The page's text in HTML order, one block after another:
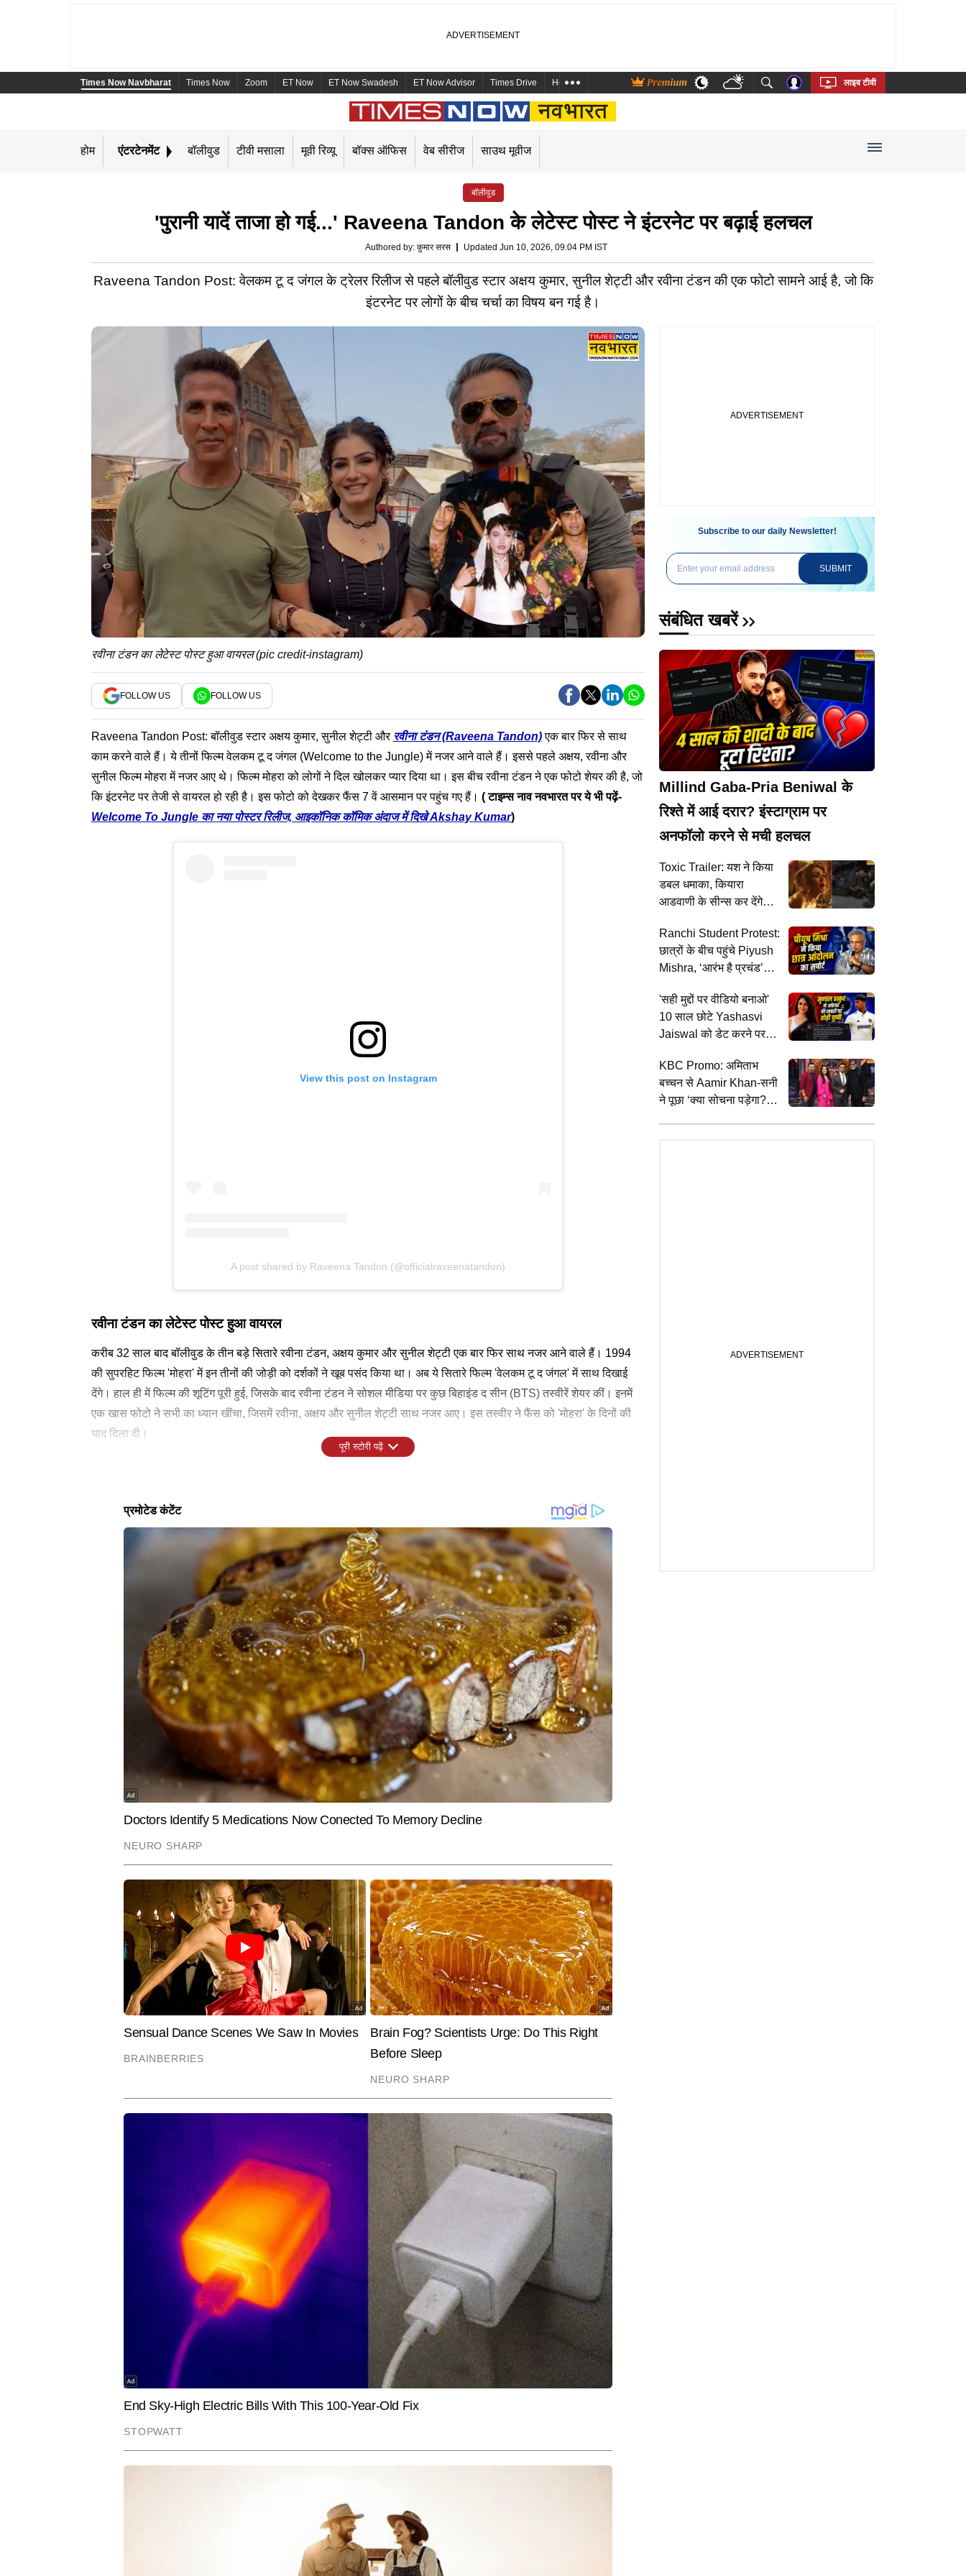
Times Now Navbharat Times Now Zoom ET Now ET Now Swadesh ET Now Advisor Times Drive Health and Me Marathi Bengali Telugu Tamil Kannada Malayalam
लाइव टीवी
होम एंटरटेनमेंट बॉलीवुड टीवी मसाला मूवी रिव्यू बॉक्स ऑफिस वेब सीरीज साउथ मूवीज
बॉलीवुड
'पुरानी यादें ताजा हो गई...' Raveena Tandon के लेटेस्ट पोस्ट ने इंटरनेट पर बढ़ाई हलचल
Authored by: कुमार सरस Updated Jun 10, 2026, 09:04 PM IST
Raveena Tandon Post: वेलकम टू द जंगल के ट्रेलर रिलीज से पहले बॉलीवुड स्टार अक्षय कुमार, सुनील शेट्टी और रवीना टंडन की एक फोटो सामने आई है, जो कि
इंटरनेट पर लोगों के बीच चर्चा का विषय बन गई है।
रवीना टंडन का लेटेस्ट पोस्ट हुआ वायरल (pic credit-instagram)
FOLLOW US FOLLOW US
Raveena Tandon Post: बॉलीवुड स्टार अक्षय कुमार, सुनील शेट्टी और रवीना टंडन (Raveena Tandon)एक बार फिर से साथ
काम करने वाले हैं। ये तीनों फिल्म वेलकम टू द जंगल (Welcome to the Jungle) में नजर आने वाले हैं। इससे पहले अक्षय, रवीना और
सुनील फिल्म मोहरा में नजर आए थे। फिल्म मोहरा को लोगों ने दिल खोलकर प्यार दिया था। इस बीच रवीना टंडन ने एक फोटो शेयर की है, जो
कि इंटरनेट पर तेजी से वायरल हो रही है। इस फोटो को देखकर फैंस 7 वें आसमान पर पहुंच गए हैं। ( टाइम्स नाव नवभारत पर ये भी पढ़ें-
Welcome To Jungle का नया पोस्टर रिलीज, आइकॉनिक कॉमिक अंदाज में दिखे Akshay Kumar)
View this post on Instagram
A post shared by Raveena Tandon (@officialraveenatandon)
रवीना टंडन का लेटेस्ट पोस्ट हुआ वायरल
करीब 32 साल बाद बॉलीवुड के तीन बड़े सितारे रवीना टंडन, अक्षय कुमार और सुनील शेट्टी एक बार फिर साथ नजर आने वाले हैं। 1994
की सुपरहिट फिल्म 'मोहरा' में इन तीनों की जोड़ी को दर्शकों ने खूब पसंद किया था। अब ये सितारे फिल्म 'वेलकम टू द जंगल' में साथ दिखाई
देंगे। हाल ही में फिल्म की शूटिंग पूरी हुई, जिसके बाद रवीना टंडन ने सोशल मीडिया पर कुछ बिहाइंड द सीन (BTS) तस्वीरें शेयर कीं। इनमें
एक खास फोटो ने सभी का ध्यान खींचा, जिसमें रवीना, अक्षय और सुनील शेट्टी साथ नजर आए। इस तस्वीर ने फैंस को 'मोहरा' के दिनों की
याद दिला दी।
रवीना टंडन का लेटेस्ट पोस्ट हुआ वायरल (pic credit-instagram)
उनकी इस पोस्ट पर फैंस ने जमकर रिएक्ट किया। 'वेलकम टू द जंगल' का ट्रेलर 11 जून को रिलीज होने वाला है। अहमद खान के निर्देशन
और फिरोज नाडियाडवाला के प्रोडक्शन में बनी यह फिल्म 26 जून को सिनेमाघरों में रिलीज होगी। फिल्म में अक्षय कुमार, सुनील शेट्टी और
रवीना टंडन के अलावा परेश रावल, दिशा पाटनी, अरशद वारसी, जैकी श्रॉफ, जैकलीन फर्नांडिस, राजपाल यादव, जॉनी लीवर, आफताब
शिवदासानी, लारा दत्ता, श्रेयस तलपड़े, तुषार कपूर और दलेर मेहंदी जैसे कई सितारे भी नजर आएंगे।
लेटेस्ट न्यूज
अहमदाबाद में अवैध कफ सिरप के बड़े
नेटवर्क का भंडाफोड़, 5,050 बोतलें जब्त;
पूर्वोत्तर राज्यों तक भेजी जा रही थी खेप
SPORTS
जडेजा ने किया कुछ ऐसा, खिलखिलाकर हंस
पड़े हमेशा गंभीर रहने वाले गौतम (वीडियो)
INDIA
'पीएम मोदी समझते हैं सिर्फ वोट की भाषा',
गोवा में गरजे केजरीवाल, बोले-BJP हारी तो
5 दिन में वापस होगी E20 पॉलिसी
कुमार सरस AUTHOR
कुमार सरस टाइम्स नाउ नवभारत डिजिटल में एंटरटेनमेंट राइटर के रूप में कार्यरत हैं। उनकी लेखन शैली सरल, स्पष्ट और रोचक
है, जो पाठकों को तुरंत जोड़ लेती है। कुमार सरस को बॉलीवुड, टीवी और OTT की ट्रेंडिंग खबरों पर काम करने में खास रुचि है।
Hindi NewsEntertainment Bollywood
पूरी स्टोरी पढ़ें
Subscribe to our daily Newsletter!
SUBMIT
संबंधित खबरें
Millind Gaba-Pria Beniwal के
रिश्ते में आई दरार? इंस्टाग्राम पर
अनफॉलो करने से मची हलचल
Toxic Trailer: यश ने किया
डबल धमाका, कियारा
आडवाणी के सीन्स कर देंगे
Ranchi Student Protest:
छात्रों के बीच पहुंचे Piyush
Mishra, ‘आरंभ है प्रचंड’
'सही मुद्दों पर वीडियो बनाओ'
10 साल छोटे Yashasvi
Jaiswal को डेट करने पर
चुप्पी
KBC Promo: अमिताभ
बच्चन से Aamir Khan-सनी
ने पूछा ‘क्या सोचना पड़ेगा?